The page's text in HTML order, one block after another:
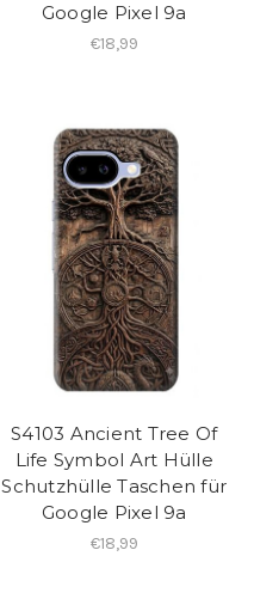
Google Pixel 9a
€18,99
S4103 Ancient Tree Of
Life Symbol Art Hülle
Schutzhülle Taschen für
Google Pixel 9a
€18,99